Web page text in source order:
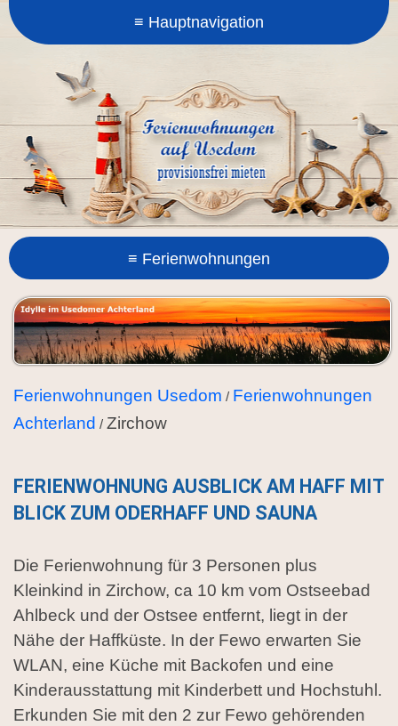
Ferienwohnungen Usedom / Ferienwohnungen
Achterland / Zirchow
FERIENWOHNUNG AUSBLICK AM HAFF MIT
BLICK ZUM ODERHAFF UND SAUNA
Die Ferienwohnung für 3 Personen plus
Kleinkind in Zirchow, ca 10 km vom Ostseebad
Ahlbeck und der Ostsee entfernt, liegt in der
Nähe der Haffküste. In der Fewo erwarten Sie
WLAN, eine Küche mit Backofen und eine
Kinderausstattung mit Kinderbett und Hochstuhl.
Erkunden Sie mit den 2 zur Fewo gehörenden